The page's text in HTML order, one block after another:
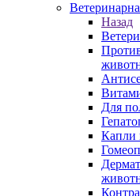
Назад
Для
Капли